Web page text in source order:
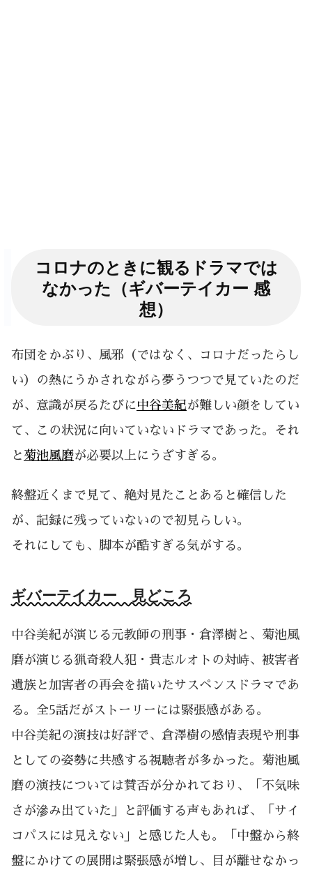
コロナのときに観るドラマでは
なかった（ギバーテイカー 感
想）
布団をかぶり、風邪（ではなく、コロナだったらし
い）の熱にうかされながら夢うつつで見ていたのだ
が、意識が戻るたびに 中谷美紀が難しい顔をしてい
て、この状況に向いていないドラマであった。それ
と 菊池風磨が必要以上にうざすぎる。
終盤近くまで見て、絶対見たことあると確信した
が、記録に残っていないので初見らしい。
それにしても、脚本が酷すぎる気がする。
ギバーテイカー 見どころ
中谷美紀が演じる元教師の刑事・倉澤樹と、菊池風
磨が演じる猟奇殺人犯・貴志ルオトの対峙、被害者
遺族と加害者の再会を描いたサスペンスドラマであ
る。全5話だがストーリーには緊張感がある。
中谷美紀の演技は好評で、倉澤樹の感情表現や刑事
としての姿勢に共感する視聴者が多かった。菊池風
磨の演技については賛否が分かれており、「不気味
さが滲み出ていた」と評価する声もあれば、「サイ
コパスには見えない」と感じた人も。「中盤から終
盤にかけての展開は緊張感が増し、目が離せなかっ